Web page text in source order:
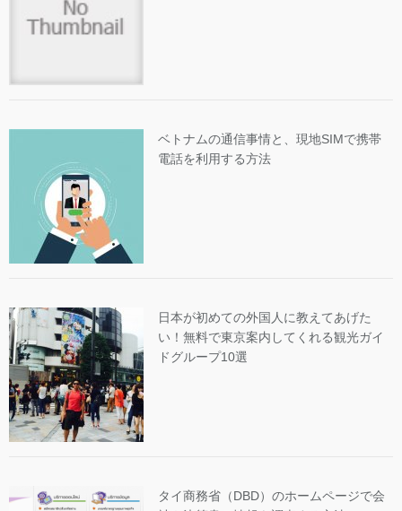
ベトナムの通信事情と、現地SIMで携帯
電話を利用する方法
日本が初めての外国人に教えてあげた
い！無料で東京案内してくれる観光ガイ
ドグループ10選
タイ商務省（DBD）のホームページで会